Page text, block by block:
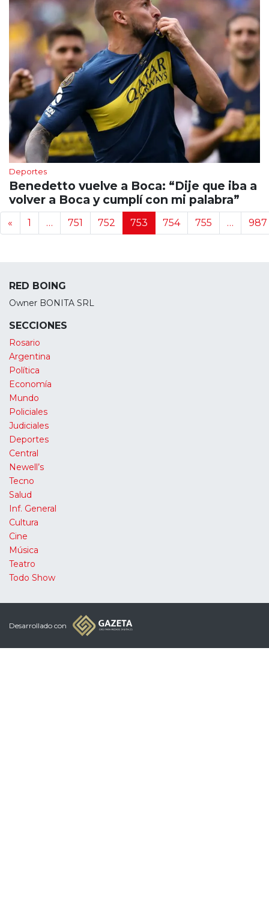
Deportes
Benedetto vuelve a Boca: “Dije que iba a
volver a Boca y cumplí con mi palabra”
Navegación de noticias
« 1 … 751 752 753 754 755 … 987
RED BOING
Owner BONITA SRL
SECCIONES
Rosario
Argentina
Política
Economía
Mundo
Policiales
Judiciales
Deportes
Central
Newell’s
Tecno
Salud
Inf. General
Cultura
Cine
Música
Teatro
Todo Show
Desarrollado con